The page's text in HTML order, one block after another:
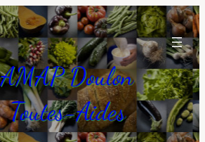
AMAP Doulon
Toutes-Aides